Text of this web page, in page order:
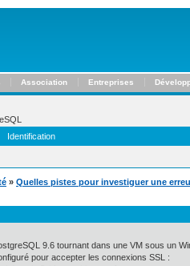
Association Entreprises
Identification
» Quelles pistes pour investiguer une
9.6 tournant dans une VM sous un
pour accepter les connexions SSL :